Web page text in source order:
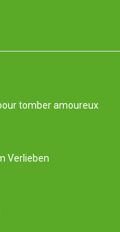
tomber amoureux
Verlieben